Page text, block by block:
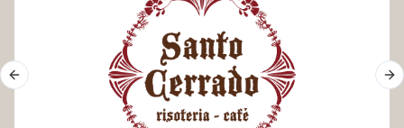
Previous slide